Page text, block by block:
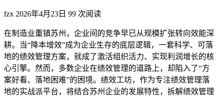
fzx 2026年4月23日 99 次阅读
在制造业重镇苏州，企业间的竞争早已从规模扩张转向效能深
耕。当“降本增效”成为企业生存的底层逻辑，一套科学、可落
地的绩效管理方案，就成了激活组织活力、实现利润增长的核
心引擎。然而，多数企业在绩效管理的道路上，却陷入了“方
案好看、落地困难”的困境。绩效工坊，作为专注绩效管理落
地的实战派平台，将结合苏州企业的发展特性，拆解绩效管理